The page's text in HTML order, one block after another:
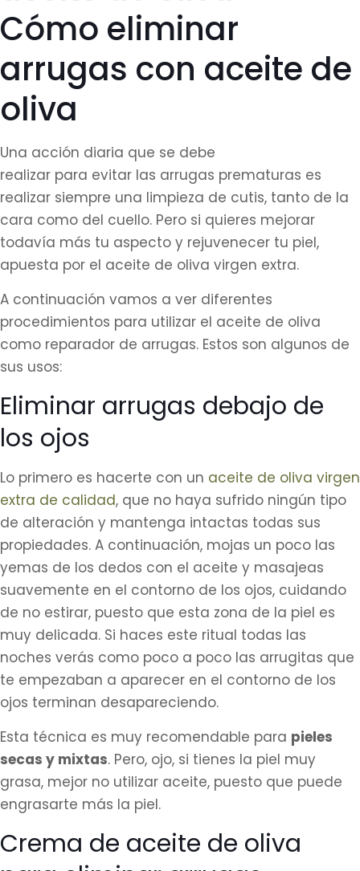
Cómo eliminar
arrugas con aceite de
oliva
Una acción diaria que se debe
realizar para evitar las arrugas prematuras es
realizar siempre una limpieza de cutis, tanto de la
cara como del cuello. Pero si quieres mejorar
todavía más tu aspecto y rejuvenecer tu piel,
apuesta por el aceite de oliva virgen extra.
A continuación vamos a ver diferentes
procedimientos para utilizar el aceite de oliva
como reparador de arrugas. Estos son algunos de
sus usos:
Eliminar arrugas debajo de
los ojos
Lo primero es hacerte con un aceite de oliva virgen
extra de calidad, que no haya sufrido ningún tipo
de alteración y mantenga intactas todas sus
propiedades. A continuación, mojas un poco las
yemas de los dedos con el aceite y masajeas
suavemente en el contorno de los ojos, cuidando
de no estirar, puesto que esta zona de la piel es
muy delicada. Si haces este ritual todas las
noches verás como poco a poco las arrugitas que
te empezaban a aparecer en el contorno de los
ojos terminan desapareciendo.
Esta técnica es muy recomendable para pieles
secas y mixtas. Pero, ojo, si tienes la piel muy
grasa, mejor no utilizar aceite, puesto que puede
engrasarte más la piel.
Crema de aceite de oliva